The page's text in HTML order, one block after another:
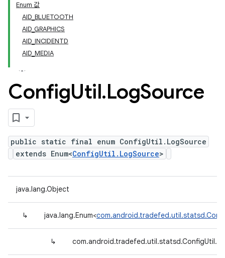
Enum 값
AID_BLUETOOTH
AID_GRAPHICS
AID_INCIDENTD
AID_MEDIA
ConfigUtil.LogSource
public static final enum ConfigUtil.LogSource
extends Enum<ConfigUtil.LogSource>
java.lang.Object
↳ java.lang.Enum<
↳